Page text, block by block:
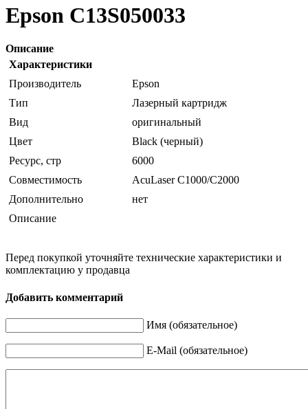
Epson C13S050033
Описание
Характеристики
Производитель
Epson
Тип
Лазерный картридж
Вид
оригинальный
Цвет
Black (черный)
Ресурс, стр
6000
Совместимость
AcuLaser C1000/C2000
Дополнительно
нет
Описание
Перед покупкой уточняйте технические характеристики и
комплектацию у продавца
Добавить комментарий
Имя (обязательное)
E-Mail (обязательное)